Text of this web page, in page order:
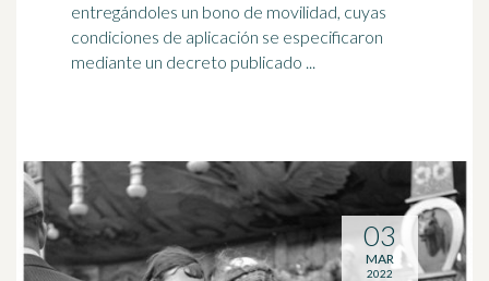
entregándoles un bono de movilidad, cuyas
condiciones de aplicación se especificaron
mediante un decreto publicado ...
03
MAR
2022